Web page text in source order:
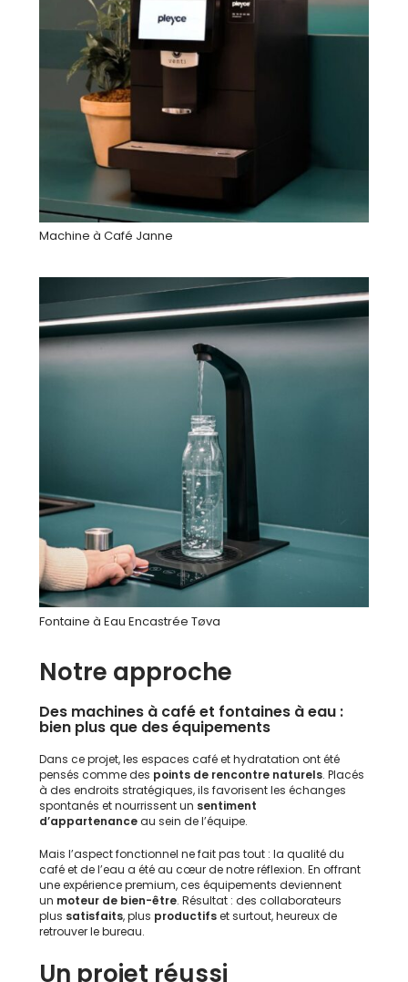
Machine à Café Janne
Fontaine à Eau Encastrée Tøva
Notre approche
Des machines à café et fontaines à eau :
bien plus que des équipements
Dans ce projet, les espaces café et hydratation ont été
pensés comme des points de rencontre naturels. Placés
à des endroits stratégiques, ils favorisent les échanges
spontanés et nourrissent un sentiment
d’appartenanceau sein de l’équipe.
Mais l’aspect fonctionnel ne fait pas tout : la qualité du
café et de l’eau a été au cœur de notre réflexion. En offrant
une expérience premium, ces équipements deviennent
un moteur de bien-être. Résultat : des collaborateurs
plus satisfaits, plus productifset surtout, heureux de
retrouver le bureau.
Un projet réussi